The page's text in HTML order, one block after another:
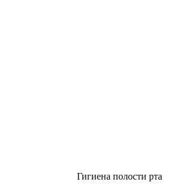
Гигиена полости рта